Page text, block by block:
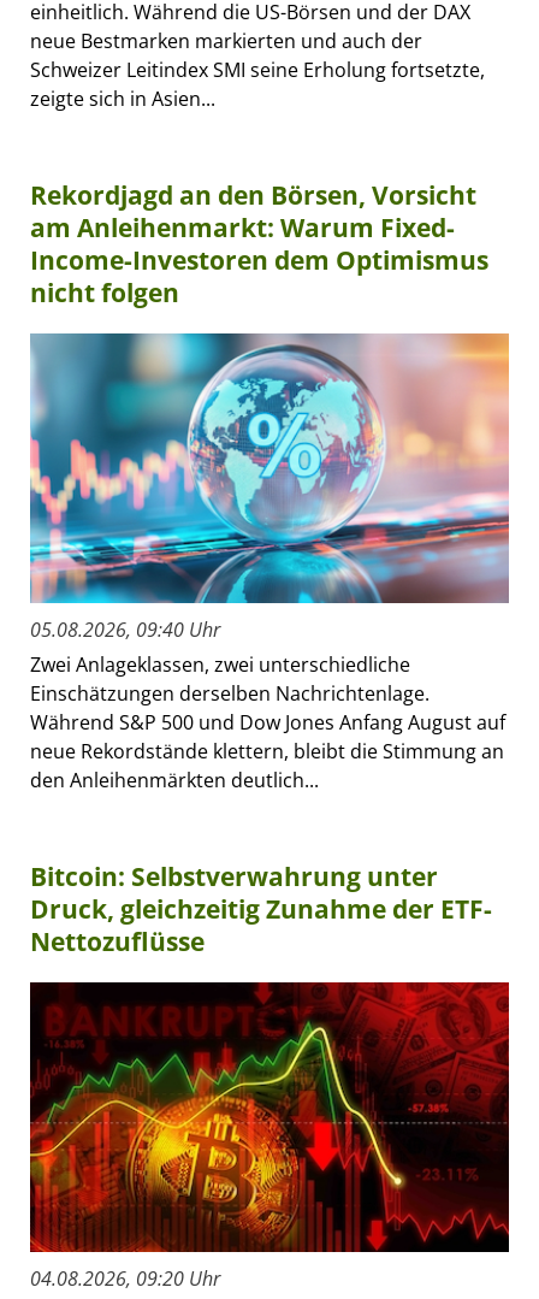
einheitlich. Während die US-Börsen und der DAX
neue Bestmarken markierten und auch der
Schweizer Leitindex SMI seine Erholung fortsetzte,
zeigte sich in Asien...
Rekordjagd an den Börsen, Vorsicht
am Anleihenmarkt: Warum Fixed-
Income-Investoren dem Optimismus
nicht folgen
05.08.2026, 09:40 Uhr
Zwei Anlageklassen, zwei unterschiedliche
Einschätzungen derselben Nachrichtenlage.
Während S&P 500 und Dow Jones Anfang August auf
neue Rekordstände klettern, bleibt die Stimmung an
den Anleihenmärkten deutlich...
Bitcoin: Selbstverwahrung unter
Druck, gleichzeitig Zunahme der ETF-
Nettozuflüsse
04.08.2026, 09:20 Uhr